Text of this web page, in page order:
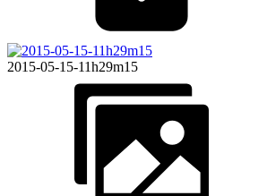
2015-05-15-11h29m15